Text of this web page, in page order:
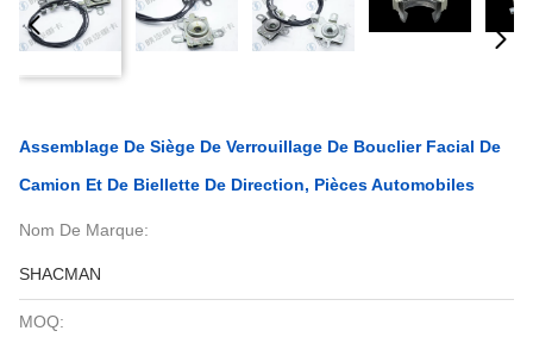
Assemblage De Siège De Verrouillage De Bouclier Facial De
Camion Et De Biellette De Direction, Pièces Automobiles
Nom De Marque:
SHACMAN
MOQ: